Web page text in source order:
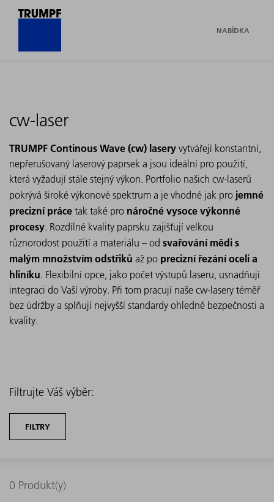
NABÍDKA
cw-laser
TRUMPF Continous Wave (cw) lasery vytvářejí konstantní,
nepřerušovaný laserový paprsek a jsou ideální pro použití,
která vyžadují stále stejný výkon. Portfolio našich cw-laserů
pokrývá široké výkonové spektrum a je vhodné jak pro jemné
precizní práce tak také pro náročné vysoce výkonné
procesy. Rozdílné kvality paprsku zajišťují velkou
různorodost použití a materiálu – od svařování mědi s
malým množstvím odstřiků až po precizní řezání oceli a
hliníku. Flexibilní opce, jako počet výstupů laseru, usnadňují
integraci do Vaší výroby. Při tom pracují naše cw-lasery téměř
bez údržby a splňují nejvyšší standardy ohledně bezpečnosti a
kvality.
Filtrujte Váš výběr:
FILTRY
0 Produkt(y)